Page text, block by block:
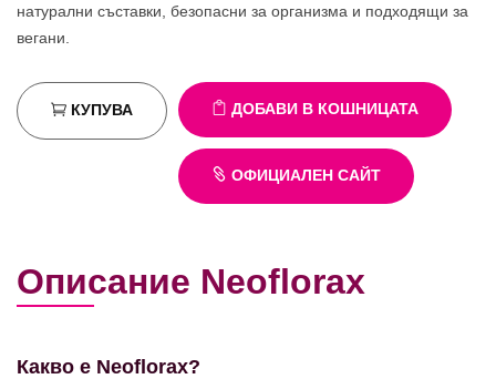
натурални съставки, безопасни за организма и подходящи за
вегани.
ДОБАВИ В КОШНИЦАТА
КУПУВА
ОФИЦИАЛЕН САЙТ
Описание Neoflorax
Какво е Neoflorax?